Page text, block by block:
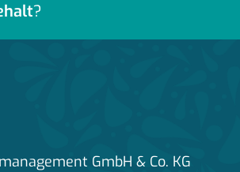
?
GmbH & Co. KG